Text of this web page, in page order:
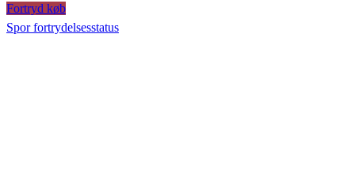
Fortryd køb
Spor fortrydelsesstatus